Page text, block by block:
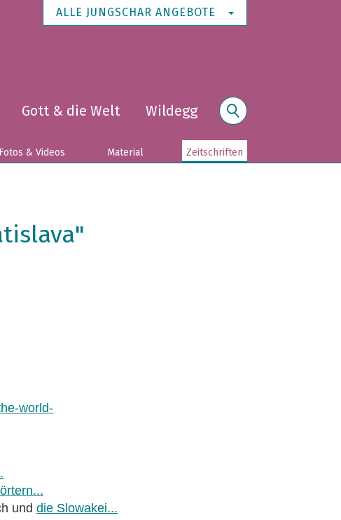
ALLE JUNGSCHAR ANGEBOTE
Gott & die Welt Wildegg
Fotos & Videos Material Zeitschriften
world-
unddie Slowakei...